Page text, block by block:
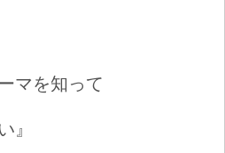
マを知って
』